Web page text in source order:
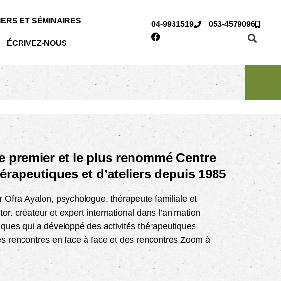
ET SÉMINAIRES
ÉCRIVEZ-NOUS
04-9931519 053-4579096
premier et le plus renommé Centre
et d’ateliers depuis 1985
Ofra Ayalon, psychologue, thérapeute familiale et
créateur et expert international dans l’animation
qui a développé des activités thérapeutiques
rencontres en face à face et des rencontres Zoom à